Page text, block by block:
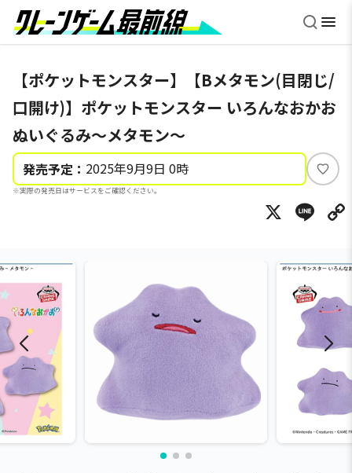
【ポケットモンスター】【Bメタモン(目閉じ/
口開け)】ポケットモンスター いろんなおかお
ぬいぐるみ～メタモン～
発売予定： 2025年9月9日 0時
※実際の発売日はサービスをご確認ください。
い
ね
X